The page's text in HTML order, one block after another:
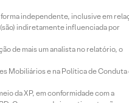
independente, inclusive em
indiretamente influenciada por
de mais um analista no relatório, o
Mobiliários e na Política de Conduta
da XP, em conformidade com a